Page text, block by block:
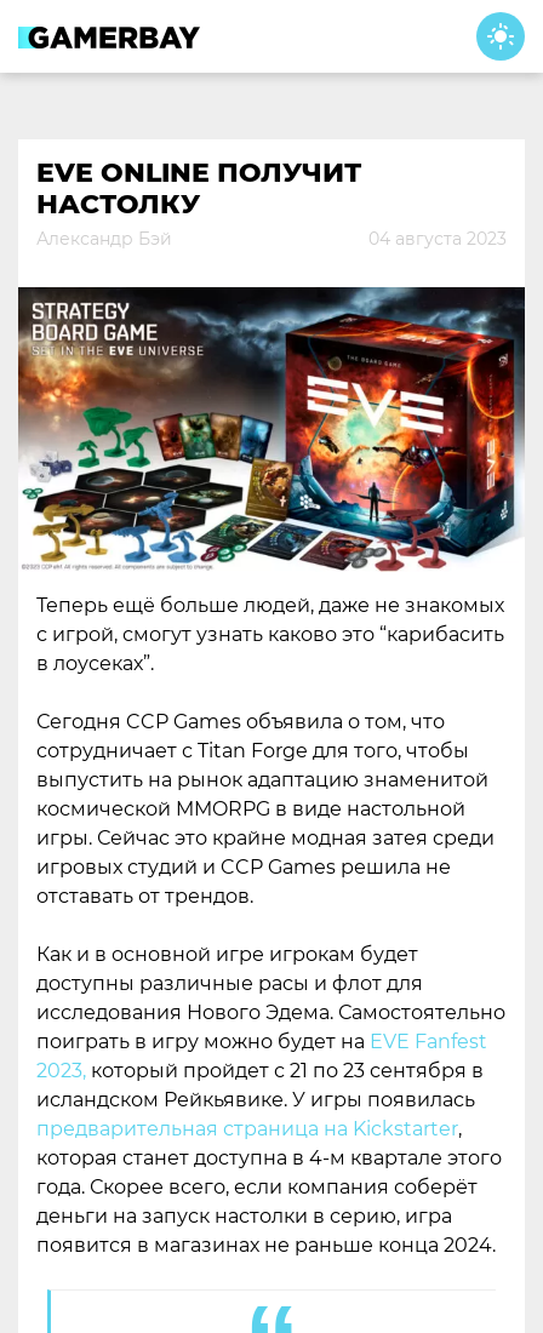
content
EVE ONLINE ПОЛУЧИТ
НАСТОЛКУ
Александр Бэй 04 августа 2023
Теперь ещё больше людей, даже не знакомых
с игрой, смогут узнать каково это “карибасить
в лоусеках”.
Сегодня CCP Games объявила о том, что
сотрудничает с Titan Forge для того, чтобы
выпустить на рынок адаптацию знаменитой
космической MMORPG в виде настольной
игры. Сейчас это крайне модная затея среди
игровых студий и CCP Games решила не
отставать от трендов.
Как и в основной игре игрокам будет
доступны различные расы и флот для
исследования Нового Эдема. Самостоятельно
поиграть в игру можно будет на EVE Fanfest
2023, который пройдет с 21 по 23 сентября в
исландском Рейкьявике. У игры появилась
предварительная страница на Kickstarter,
которая станет доступна в 4-м квартале этого
года. Скорее всего, если компания соберёт
деньги на запуск настолки в серию, игра
появится в магазинах не раньше конца 2024.